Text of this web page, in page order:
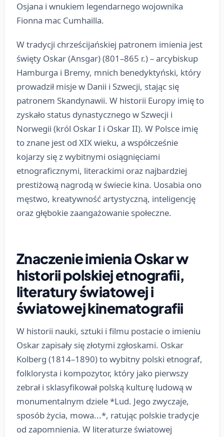
Osjana i wnukiem legendarnego wojownika
Fionna mac Cumhailla.
W tradycji chrześcijańskiej patronem imienia jest
święty Oskar (Ansgar) (801–865 r.) – arcybiskup
Hamburga i Bremy, mnich benedyktyński, który
prowadził misje w Danii i Szwecji, stając się
patronem Skandynawii. W historii Europy imię to
zyskało status dynastycznego w Szwecji i
Norwegii (król Oskar I i Oskar II). W Polsce imię
to znane jest od XIX wieku, a współcześnie
kojarzy się z wybitnymi osiągnięciami
etnograficznymi, literackimi oraz najbardziej
prestiżową nagrodą w świecie kina. Uosabia ono
męstwo, kreatywność artystyczną, inteligencję
oraz głębokie zaangażowanie społeczne.
Znaczenie imienia Oskar w
historii polskiej etnografii,
literatury światowej i
światowej kinematografii
W historii nauki, sztuki i filmu postacie o imieniu
Oskar zapisały się złotymi zgłoskami. Oskar
Kolberg (1814–1890) to wybitny polski etnograf,
folklorysta i kompozytor, który jako pierwszy
zebrał i sklasyfikował polską kulturę ludową w
monumentalnym dziele *Lud. Jego zwyczaje,
sposób życia, mowa...*, ratując polskie tradycje
od zapomnienia. W literaturze światowej